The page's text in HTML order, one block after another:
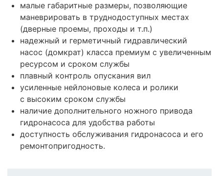
малые габаритные размеры, позволяющие
маневрировать в труднодоступных местах
(дверные проемы, проходы и т.п.)
надежный и герметичный гидравлический
насос (домкрат) класса премиум с увеличенным
ресурсом и сроком службы
плавный контроль опускания вил
усиленные нейлоновые колеса и ролики
с высоким сроком службы
наличие дополнительного ножного привода
гидронасоса для удобства работы
доступность обслуживания гидронасоса и его
ремонтопригодность.